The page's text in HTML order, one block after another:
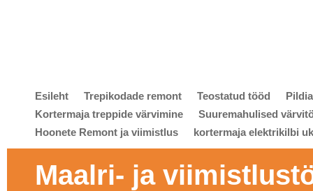
Esileht Trepikodade remont Teostatud tööd
Kortermaja treppide värvimine
Suuremahulised
Hoonete Remont ja viimistlus
kortermaja elektrikilbi
Maalri- ja